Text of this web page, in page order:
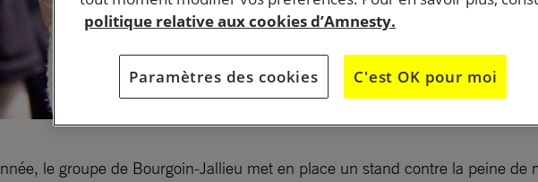
le groupe de Bourgoin-Jallieu met en place un stand contre la peine
politique relative aux cookies d’Amnesty.
Paramètres des cookies C'est OK pour moi